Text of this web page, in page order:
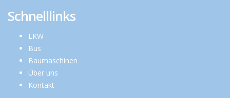
Schnelllinks
LKW
Bus
Baumaschinen
Über uns
Kontakt